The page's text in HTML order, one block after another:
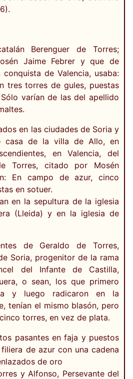
Berenguer de Torres;
Jaime Febrer y que de
de Valencia, usaba:
tres torres de gules, puestas
varían de las del apellido
en las ciudades de Soria y
casa de la villa de Allo, en
en Valencia, del
Torres, citado por Mosén
En campo de azur, cinco
en sotuer.
en la sepultura de la iglesia
(Lleida) y en la iglesia de
de Geraldo de Torres,
Soria, progenitor de la rama
del Infante de Castilla,
o sean, los que primero
y luego radicaron en la
tenían el mismo blasón, pero
torres, en vez de plata.
pasantes en faja y puestos
de azur con una cadena
de oro
y Alfonso, Persevante del